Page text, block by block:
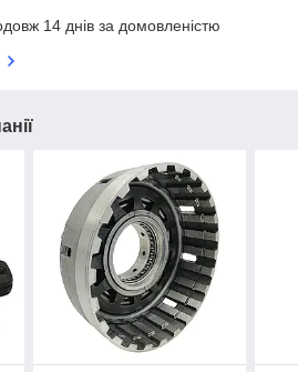
14 днів за домовленістю